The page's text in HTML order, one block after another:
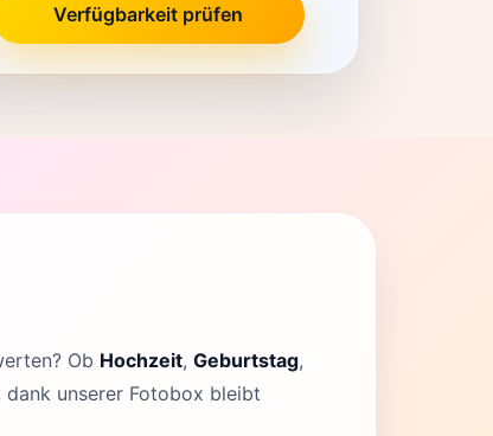
Verfügbarkeit prüfen
Ob Hochzeit, Geburtstag,
dank unserer Fotobox bleibt